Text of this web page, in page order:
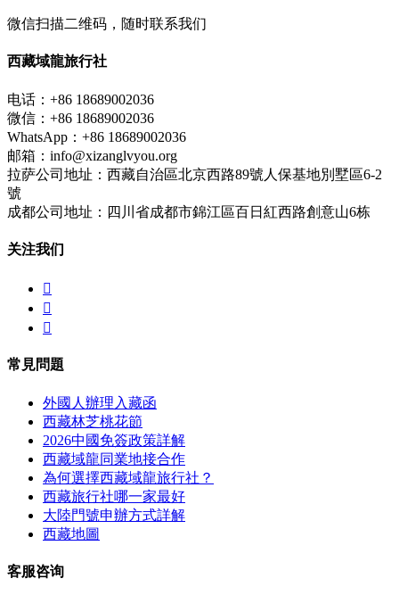
微信扫描二维码，随时联系我们
西藏域龍旅行社
电话：+86 18689002036
微信：+86 18689002036
WhatsApp：+86 18689002036
邮箱：info@xizanglvyou.org
拉萨公司地址：西藏自治區北京西路89號人保基地別墅區6-2
號
成都公司地址：四川省成都市錦江區百日紅西路創意山6栋
关注我们



常見問題
外國人辦理入藏函
西藏林芝桃花節
2026中國免簽政策詳解
西藏域龍同業地接合作
為何選擇西藏域龍旅行社？
西藏旅行社哪一家最好
大陸門號申辦方式詳解
西藏地圖
客服咨询